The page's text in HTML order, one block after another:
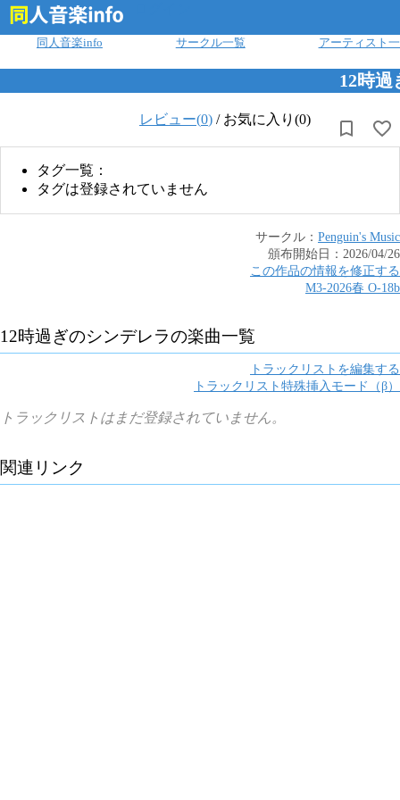
同人音楽info サークル一覧 アーティスト
12時過
レビュー(0) / お気に入り(0)
タグ一覧：
タグは登録されていません
サークル： Penguin's Music
頒布開始日： 2026/04/26
この作品の情報を修正する
M3-2026春 O-18b
12時過ぎのシンデレラの楽曲一覧
トラックリストを編集する
トラックリスト特殊挿入モード（β）
トラックリストはまだ登録されていません。
関連リンク